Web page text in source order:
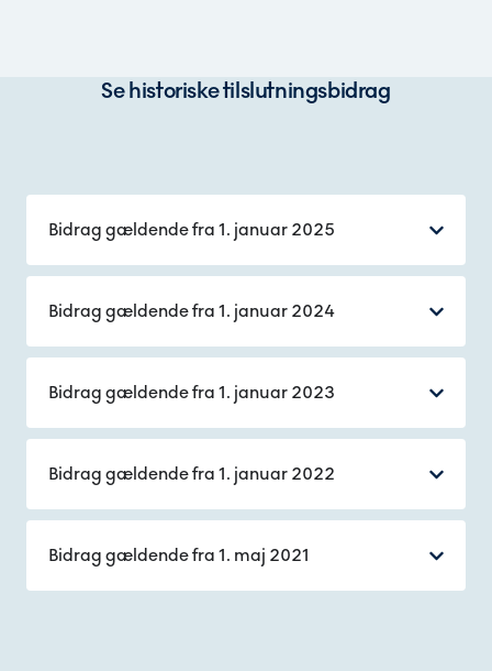
Se historiske tilslutningsbidrag
Bidrag gældende fra 1. januar 2025
Bidrag gældende fra 1. januar 2024
Bidrag gældende fra 1. januar 2023
Bidrag gældende fra 1. januar 2022
Bidrag gældende fra 1. maj 2021